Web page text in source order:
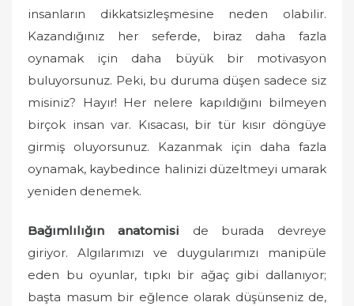
insanların dikkatsizleşmesine neden olabilir.
Kazandığınız her seferde, biraz daha fazla
oynamak için daha büyük bir motivasyon
buluyorsunuz. Peki, bu duruma düşen sadece siz
misiniz? Hayır! Her nelere kapıldığını bilmeyen
birçok insan var. Kısacası, bir tür kısır döngüye
girmiş oluyorsunuz. Kazanmak için daha fazla
oynamak, kaybedince halinizi düzeltmeyi umarak
yeniden denemek.
Bağımlılığın anatomisi de burada devreye
giriyor. Algılarımızı ve duygularımızı manipüle
eden bu oyunlar, tıpkı bir ağaç gibi dallanıyor;
başta masum bir eğlence olarak düşünseniz de,